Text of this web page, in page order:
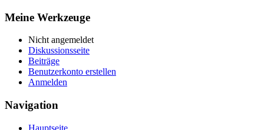
Meine Werkzeuge
Nicht angemeldet
Diskussionsseite
Beiträge
Benutzerkonto erstellen
Anmelden
Navigation
Hauptseite